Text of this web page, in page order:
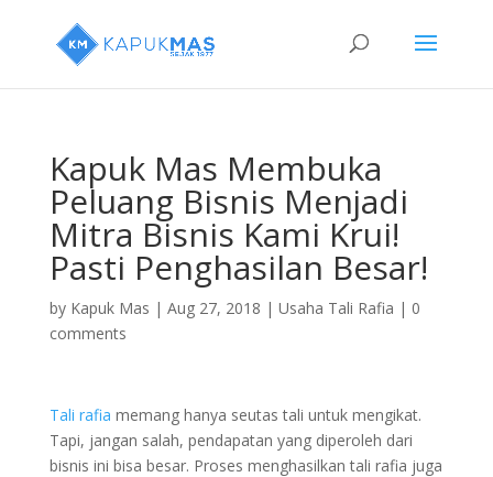
Kapuk Mas Membuka
Peluang Bisnis Menjadi
Mitra Bisnis Kami Krui!
Pasti Penghasilan Besar!
by Kapuk Mas | Aug 27, 2018 | Usaha Tali Rafia | 0
comments
Tali rafia memang hanya seutas tali untuk mengikat.
Tapi, jangan salah, pendapatan yang diperoleh dari
bisnis ini bisa besar. Proses menghasilkan tali rafia juga